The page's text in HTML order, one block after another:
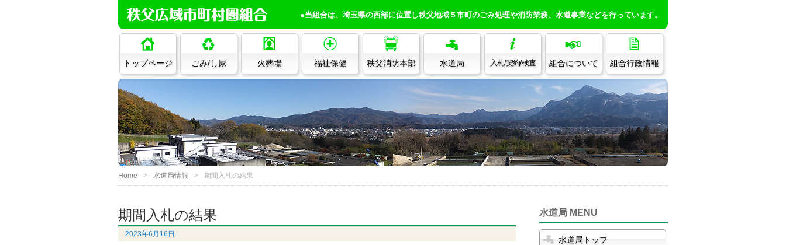
●当組合は、埼玉県の西部に位置し秩父地域５市町のごみ処理や消防業務、水道事業などを行っています。
トップページ ごみ/し尿 火葬場 福祉保健 秩父消防本部 水道局 入札/契約/検査 組合について 組合行政情報
Home 水道局情報 期間入札の結果
期間入札の結果
2023年6月16日
水道局 MENU
水道局トップ